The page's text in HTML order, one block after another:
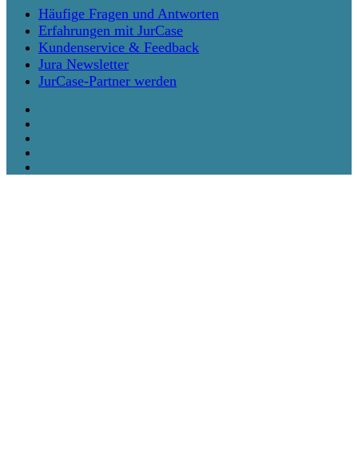
Häufige Fragen und Antworten
Erfahrungen mit JurCase
Kundenservice & Feedback
Jura Newsletter
JurCase-Partner werden